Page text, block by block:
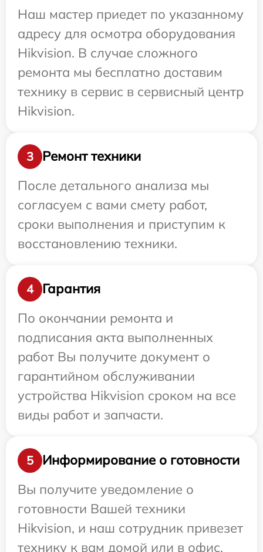
Наш мастер приедет по указанному
адресу для осмотра оборудования
Hikvision. В случае сложного
ремонта мы бесплатно доставим
технику в сервис в сервисный центр
Hikvision.
3
Ремонт техники
После детального анализа мы
согласуем с вами смету работ,
сроки выполнения и приступим к
восстановлению техники.
4
Гарантия
По окончании ремонта и
подписания акта выполненных
работ Вы получите документ о
гарантийном обслуживании
устройства Hikvision сроком на все
виды работ и запчасти.
5
Информирование о готовности
Вы получите уведомление о
готовности Вашей техники
Hikvision, и наш сотрудник привезет
технику к вам домой или в офис.